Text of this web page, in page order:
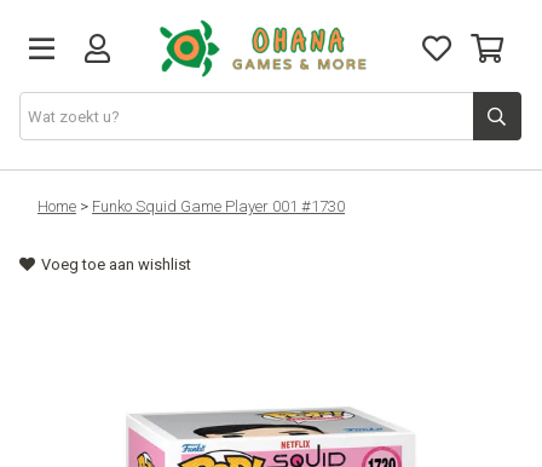
TCG
Merch
Home > Funko Squid Game Player 001 #1730
Voeg toe aan wishlist